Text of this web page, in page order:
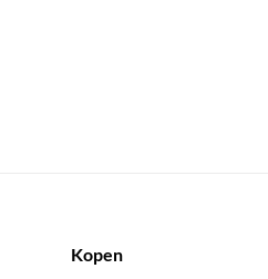
Kopen